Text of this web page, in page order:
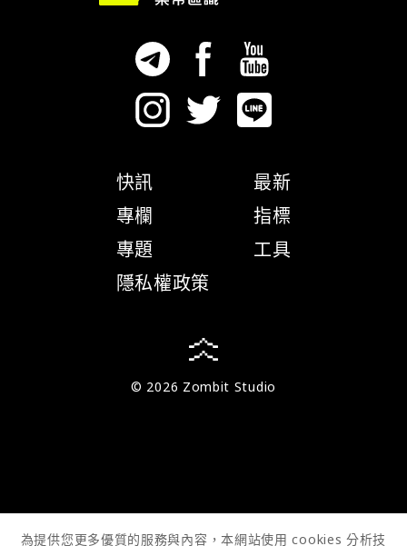
快訊
專欄
專題
隱私權政策
最新
指標
工具
© 2026 Zombit Studio
為提供您更多優質的服務與內容，本網站使用 cookies 分析技